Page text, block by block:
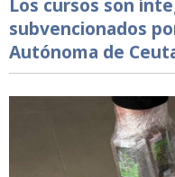
Los cursos son
subvencionados
Autónoma de